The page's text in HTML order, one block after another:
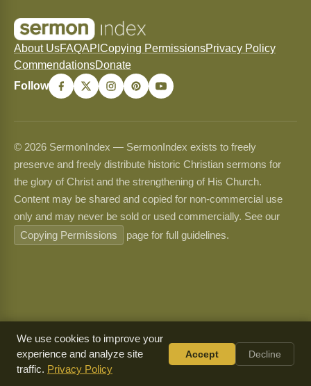
About UsFAQAPI Copying PermissionsPrivacy Policy
CommendationsDonate
Follow
© 2026 SermonIndex — SermonIndex exists to freely
preserve and freely distribute historic Christian sermons for
the glory of Christ and the strengthening of His Church.
Content may be shared and copied for non-commercial use
only and may never be sold or used commercially. See our
Copying Permissions
page for full guidelines.
We use cookies to improve your
experience and analyze site
traffic. Privacy Policy
Accept Decline